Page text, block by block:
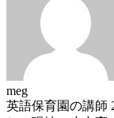
meg
英語保育園の講師